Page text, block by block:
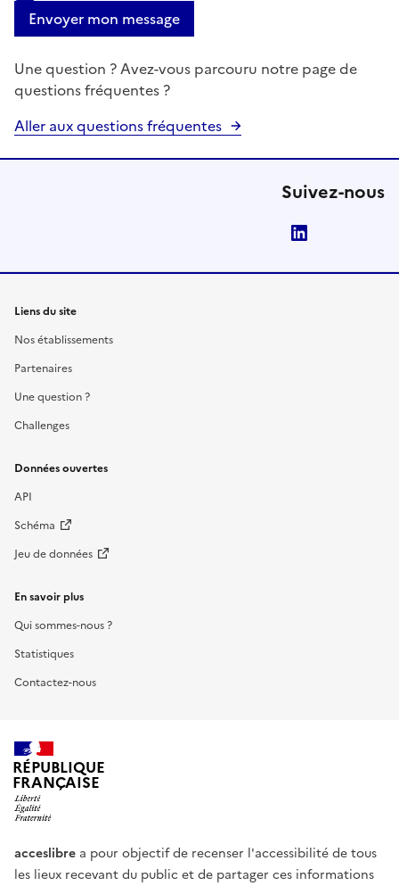
Envoyer mon message
Une question ? Avez-vous parcouru notre page de
questions fréquentes ?
Aller aux questions fréquentes
Suivez-nous
Liens du site
Nos établissements
Partenaires
Une question ?
Challenges
Données ouvertes
API
Schéma
Jeu de données
En savoir plus
Qui sommes-nous ?
Statistiques
Contactez-nous
RÉPUBLIQUE
FRANÇAISE
acceslibre a pour objectif de recenser l'accessibilité de tous
les lieux recevant du public et de partager ces informations